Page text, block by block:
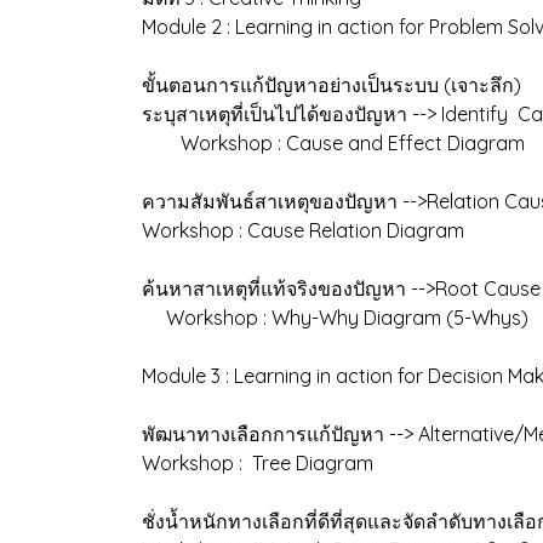
Module 2 : Learning in action for Problem
ขั้นตอนการแก้ปัญหาอย่างเป็นระบบ (เจาะลึก)
ระบุสาเหตุที่เป็นไปได้ของปัญหา --> Identify
Workshop : Cause and Effect Diagram
ความสัมพันธ์สาเหตุของปัญหา -->Relation
Workshop : Cause Relation Diagram
ค้นหาสาเหตุที่แท้จริงของปัญหา -->Root Cause
Workshop : Why-Why Diagram (5-Whys)
Module 3 : Learning in action for Decision
พัฒนาทางเลือกการแก้ปัญหา --> Alternative/
Workshop : Tree Diagram
ชั่งน้ำหนักทางเลือกที่ดีที่สุดและจัดลำดับทางเลือ